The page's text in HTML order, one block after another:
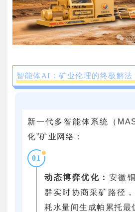
智能体AI：矿业伦理的终极解法
新一代多智能体系统（
化”矿业网络：
01
动态博弈优化： 安徽
群实时协商采矿路径
耗水量间生成帕累托最